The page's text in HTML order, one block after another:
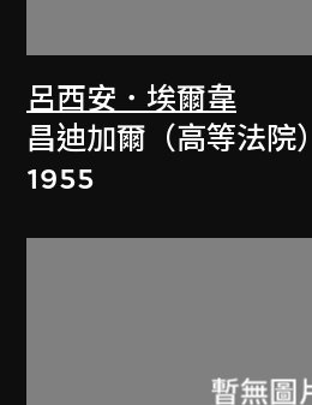
呂西安．埃爾韋
昌迪加爾（高等法院）
1955